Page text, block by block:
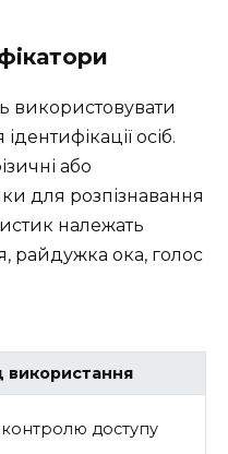
використовувати
осіб.
або
для розпізнавання
належать
райдужка ока, голос
використання
доступу